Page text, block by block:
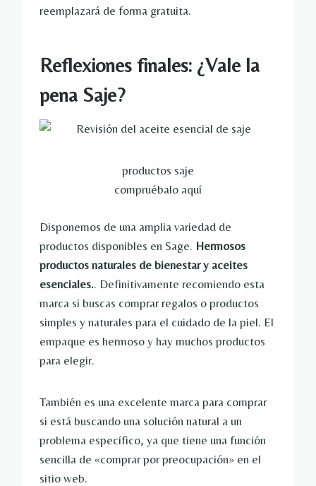
reemplazará de forma gratuita.
Reflexiones finales: ¿Vale la
pena Saje?
productos saje
compruébalo aquí
Disponemos de una amplia variedad de
productos disponibles en Sage. Hermosos
productos naturales de bienestar y aceites
esenciales.. Definitivamente recomiendo esta
marca si buscas comprar regalos o productos
simples y naturales para el cuidado de la piel. El
empaque es hermoso y hay muchos productos
para elegir.
También es una excelente marca para comprar
si está buscando una solución natural a un
problema específico, ya que tiene una función
sencilla de «comprar por preocupación» en el
sitio web.